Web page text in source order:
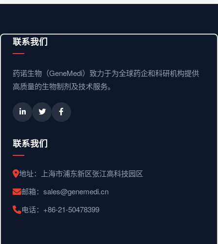
联系我们
药诺生物（GeneMedi）致力于为全球药企和科研机构提供
高质量的生物制剂及技术服务。
联系我们
地址：上海市浦东新区张江高科技园区
邮箱：sales@genemedi.cn
电话：+86-21-50478399